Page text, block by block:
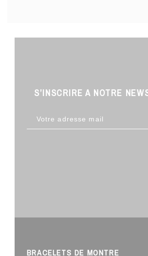
S’INSCRIRE A NOTRE
BRACELETS DE MONTRE